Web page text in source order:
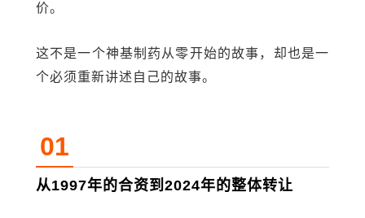
价。
这不是一个神基制药从零开始的故事，却也是一
个必须重新讲述自己的故事。
01
从1997年的合资到2024年的整体转让